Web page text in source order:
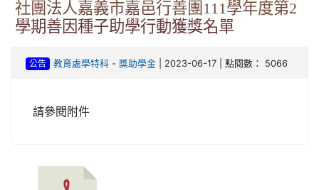
社團法人嘉義市嘉邑行善團111學年度第2
學期善因種子助學行動獲獎名單
公告 教育處學特科- 獎助學金| 2023-06-17 | 點閱數： 5066
請參閱附件